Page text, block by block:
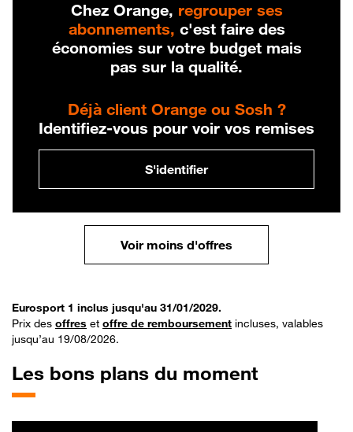
Chez Orange, regrouper ses
abonnements, c'est faire des
économies sur votre budget mais
pas sur la qualité.
Déjà client Orange ou Sosh ?
Identifiez-vous pour voir vos remises
S'identifier
Voir moins d'offres
Eurosport 1 inclus jusqu'au 31/01/2029.
Prix des offres et offre de remboursement incluses, valables
jusqu’au 19/08/2026.
Les bons plans du moment